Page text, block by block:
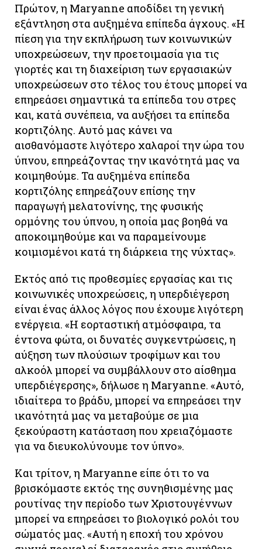
Πρώτον, η Maryanne αποδίδει τη γενική
εξάντληση στα αυξημένα επίπεδα άγχους. «Η
πίεση για την εκπλήρωση των κοινωνικών
υποχρεώσεων, την προετοιμασία για τις
γιορτές και τη διαχείριση των εργασιακών
υποχρεώσεων στο τέλος του έτους μπορεί να
επηρεάσει σημαντικά τα επίπεδα του στρες
και, κατά συνέπεια, να αυξήσει τα επίπεδα
κορτιζόλης. Αυτό μας κάνει να
αισθανόμαστε λιγότερο χαλαροί την ώρα του
ύπνου, επηρεάζοντας την ικανότητά μας να
κοιμηθούμε. Τα αυξημένα επίπεδα
κορτιζόλης επηρεάζουν επίσης την
παραγωγή μελατονίνης, της φυσικής
ορμόνης του ύπνου, η οποία μας βοηθά να
αποκοιμηθούμε και να παραμείνουμε
κοιμισμένοι κατά τη διάρκεια της νύχτας».
Εκτός από τις προθεσμίες εργασίας και τις
κοινωνικές υποχρεώσεις, η υπερδιέγερση
είναι ένας άλλος λόγος που έχουμε λιγότερη
ενέργεια. «Η εορταστική ατμόσφαιρα, τα
έντονα φώτα, οι δυνατές συγκεντρώσεις, η
αύξηση των πλούσιων τροφίμων και του
αλκοόλ μπορεί να συμβάλλουν στο αίσθημα
υπερδιέγερσης», δήλωσε η Maryanne. «Αυτό,
ιδιαίτερα το βράδυ, μπορεί να επηρεάσει την
ικανότητά μας να μεταβούμε σε μια
ξεκούραστη κατάσταση που χρειαζόμαστε
για να διευκολύνουμε τον ύπνο».
Και τρίτον, η Maryanne είπε ότι το να
βρισκόμαστε εκτός της συνηθισμένης μας
ρουτίνας την περίοδο των Χριστουγέννων
μπορεί να επηρεάσει το βιολογικό ρολόι του
σώματός μας. «Αυτή η εποχή του χρόνου